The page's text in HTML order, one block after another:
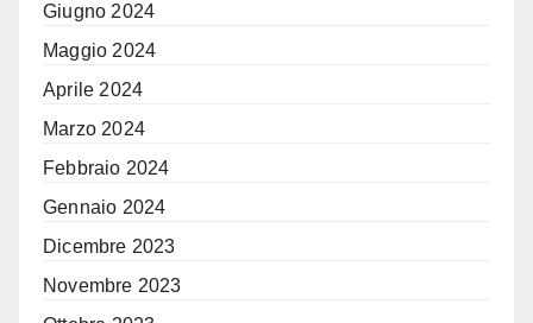
Giugno 2024
Maggio 2024
Aprile 2024
Marzo 2024
Febbraio 2024
Gennaio 2024
Dicembre 2023
Novembre 2023